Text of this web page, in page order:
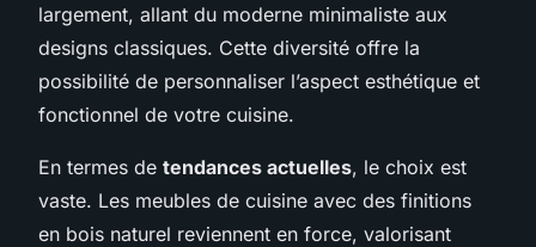
largement, allant du moderne minimaliste aux
designs classiques. Cette diversité offre la
possibilité de personnaliser l’aspect esthétique et
fonctionnel de votre cuisine.
En termes de tendances actuelles, le choix est
vaste. Les meubles de cuisine avec des finitions
en bois naturel reviennent en force, valorisant